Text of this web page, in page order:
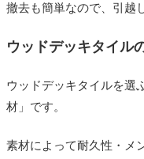
撤去も簡単なので、引越
ウッドデッキタイル
ウッドデッキタイルを選
材」です。
素材によって耐久性・メ